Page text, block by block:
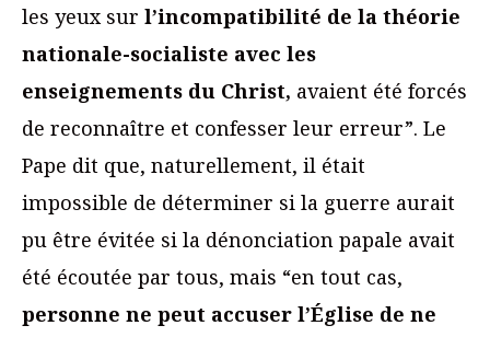
les yeux sur l’incompatibilité de la théorie
nationale-socialiste avec les
enseignements du Christ, avaient été forcés
de reconnaître et confesser leur erreur”. Le
Pape dit que, naturellement, il était
impossible de déterminer si la guerre aurait
pu être évitée si la dénonciation papale avait
été écoutée par tous, mais “en tout cas,
personne ne peut accuser l’Église de ne